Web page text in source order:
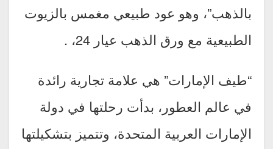
بالذهب”، وهو عود طبيعي مغمس بالزيوت
الطبيعية مع ورق الذهب عيار 24، .
“طيف الإمارات” هي علامة تجارية رائدة
في عالم العطور، بدأت رحلتها في دولة
الإمارات العربية المتحدة، وتتميز بتشكيلتها